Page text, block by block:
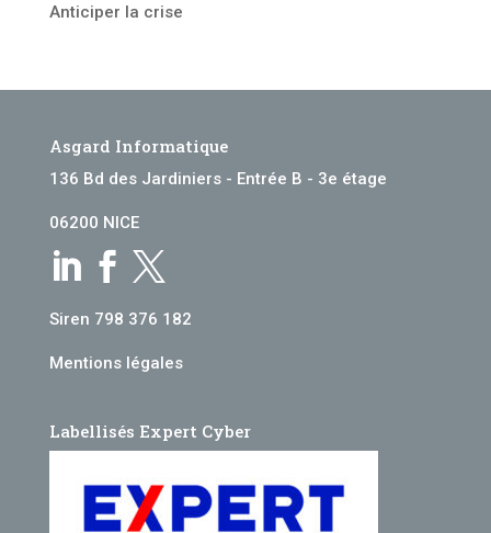
Anticiper la crise
Asgard Informatique
136 Bd des Jardiniers - Entrée B - 3e étage
06200 NICE
  
Siren 798 376 182
Mentions légales
Labellisés Expert Cyber